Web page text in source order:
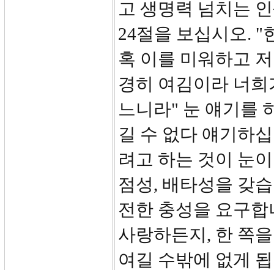
고 생명력 넘치는
24절을 보십시오. "
혹 이를 미워하고
경히 여김이라 너
느니라" 눈 얘기를
길 수 없다 얘기하
려고 하는 것이 눈
점성, 배타성을 갖
전한 충성을 요구
사랑하든지, 한 쪽
여길 수밖에 없게